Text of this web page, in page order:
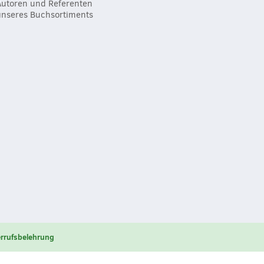
und Referenten
Buchsortiments